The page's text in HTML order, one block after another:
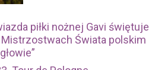
piłki nożnej Gavi świętuje
Świata polskim